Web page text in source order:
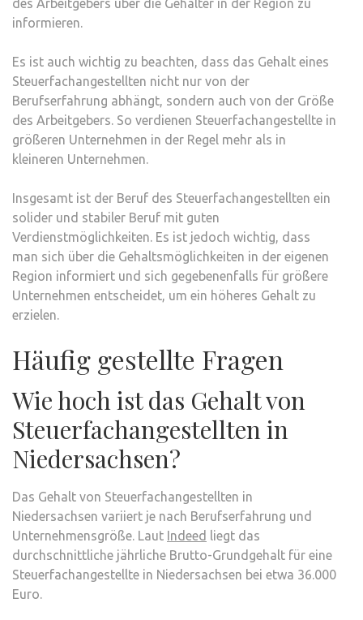
informieren.
Es ist auch wichtig zu beachten, dass das Gehalt eines
Steuerfachangestellten nicht nur von der
Berufserfahrung abhängt, sondern auch von der Größe
des Arbeitgebers. So verdienen Steuerfachangestellte in
größeren Unternehmen in der Regel mehr als in
kleineren Unternehmen.
Insgesamt ist der Beruf des Steuerfachangestellten ein
solider und stabiler Beruf mit guten
Verdienstmöglichkeiten. Es ist jedoch wichtig, dass
man sich über die Gehaltsmöglichkeiten in der eigenen
Region informiert und sich gegebenenfalls für größere
Unternehmen entscheidet, um ein höheres Gehalt zu
erzielen.
Häufig gestellte Fragen
Wie hoch ist das Gehalt von
Steuerfachangestellten in
Niedersachsen?
Das Gehalt von Steuerfachangestellten in
Niedersachsen variiert je nach Berufserfahrung und
Unternehmensgröße. Laut Indeed
liegt das
durchschnittliche jährliche Brutto-Grundgehalt für eine
Steuerfachangestellte in Niedersachsen bei etwa 36.000
Euro.